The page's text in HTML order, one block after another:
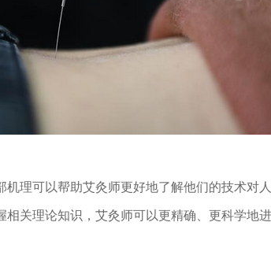
理可以帮助艾灸师更好地了解他们的技术对
关理论知识，艾灸师可以更精确、更科学地